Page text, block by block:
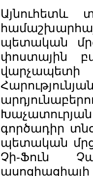
Այնուհետև
պետական
փոստային
գործադիր
պետական
Չի-Ֆուն